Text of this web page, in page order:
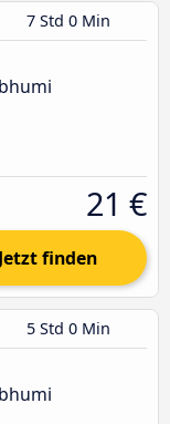
7 Std 0 Min
21 €
Jetzt finden
5 Std 0 Min